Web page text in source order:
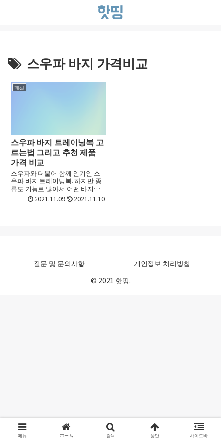
스우파 바지 가격비교
패션
스우파 바지 트레이닝복 고
르는법 그리고 추천 제품
가격 비교
스우파와 더불어 함께 인기인 스
우파 바지 트레이닝복. 하지만 종
류도 기능로 많아서 어떤 바지를
골라야 할지 선택하기가 어려울
때가 있죠. 초보라면 더욱 그런데
2021.11.09 2021.11.10
질문 및 문의사항
개인정보 처리방침
© 2021 핫띵.
메뉴 ホーム 검색 상단 사이드바